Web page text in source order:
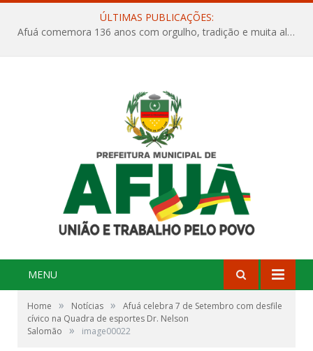
ÚLTIMAS PUBLICAÇÕES:
Afuá comemora 136 anos com orgulho, tradição e muita alegria na Quadra Dr. Nelson Salomão
MENU
Home » Notícias »
Afuá celebra 7 de Setembro com desfile
cívico na Quadra de esportes Dr. Nelson
Salomão
» image00022